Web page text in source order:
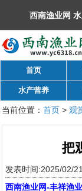
首页
水产营养
当前位置： 首页> 观
把
发表时间:2025/02/
西南渔业网-丰祥渔